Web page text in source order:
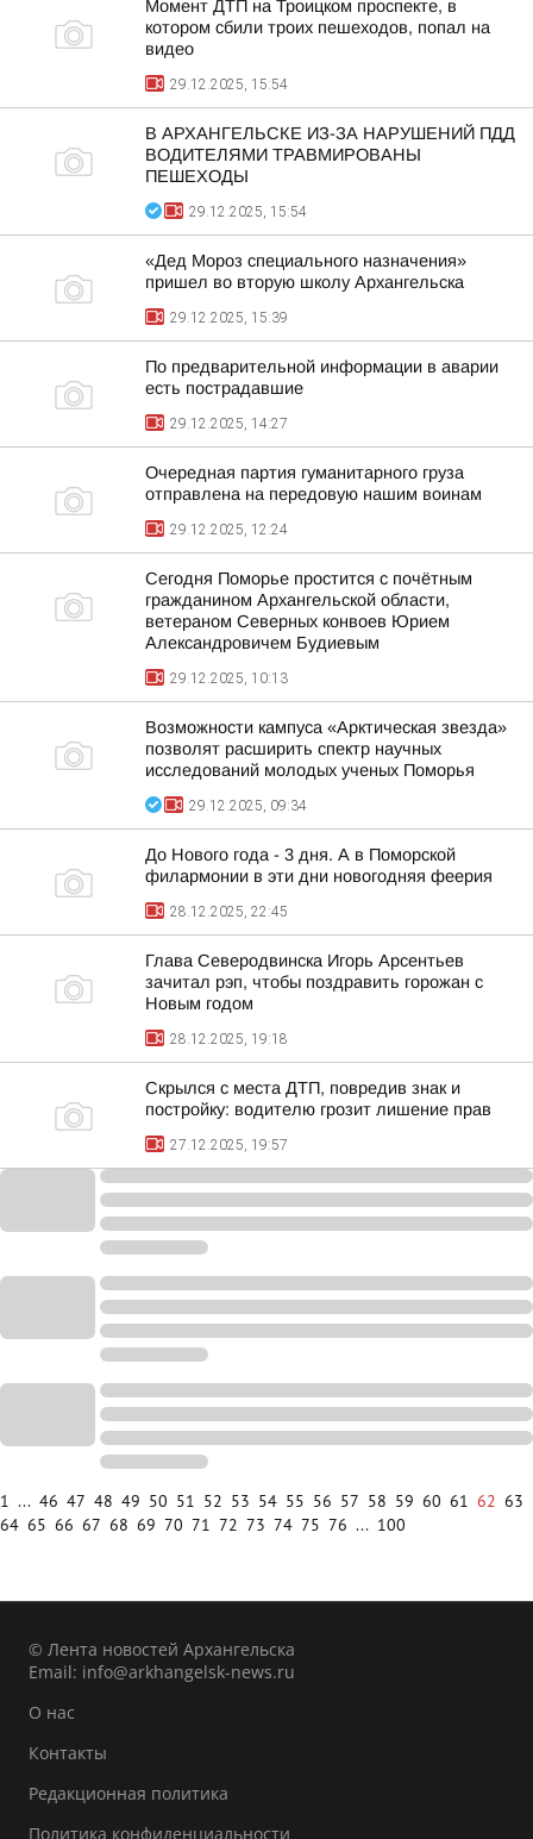
Момент ДТП на Троицком проспекте, в
котором сбили троих пешеходов, попал на
видео
29.12.2025, 15:54
В АРХАНГЕЛЬСКЕ ИЗ-ЗА НАРУШЕНИЙ ПДД
ВОДИТЕЛЯМИ ТРАВМИРОВАНЫ
ПЕШЕХОДЫ
29.12.2025, 15:54
«Дед Мороз специального назначения»
пришел во вторую школу Архангельска
29.12.2025, 15:39
По предварительной информации в аварии
есть пострадавшие
29.12.2025, 14:27
Очередная партия гуманитарного груза
отправлена на передовую нашим воинам
29.12.2025, 12:24
Сегодня Поморье простится с почётным
гражданином Архангельской области,
ветераном Северных конвоев Юрием
Александровичем Будиевым
29.12.2025, 10:13
Возможности кампуса «Арктическая звезда»
позволят расширить спектр научных
исследований молодых ученых Поморья
29.12.2025, 09:34
До Нового года - 3 дня. А в Поморской
филармонии в эти дни новогодняя феерия
28.12.2025, 22:45
Глава Северодвинска Игорь Арсентьев
зачитал рэп, чтобы поздравить горожан с
Новым годом
28.12.2025, 19:18
Скрылся с места ДТП, повредив знак и
постройку: водителю грозит лишение прав
27.12.2025, 19:57
1 ... 46 47 48 49 50 51 52 53 54 55 56 57 58 59 60 61 62 63
64 65 66 67 68 69 70 71 72 73 74 75 76 ... 100
© Лента новостей Архангельска
Email: info@arkhangelsk-news.ru
О нас
Контакты
Редакционная политика
Политика конфиденциальности